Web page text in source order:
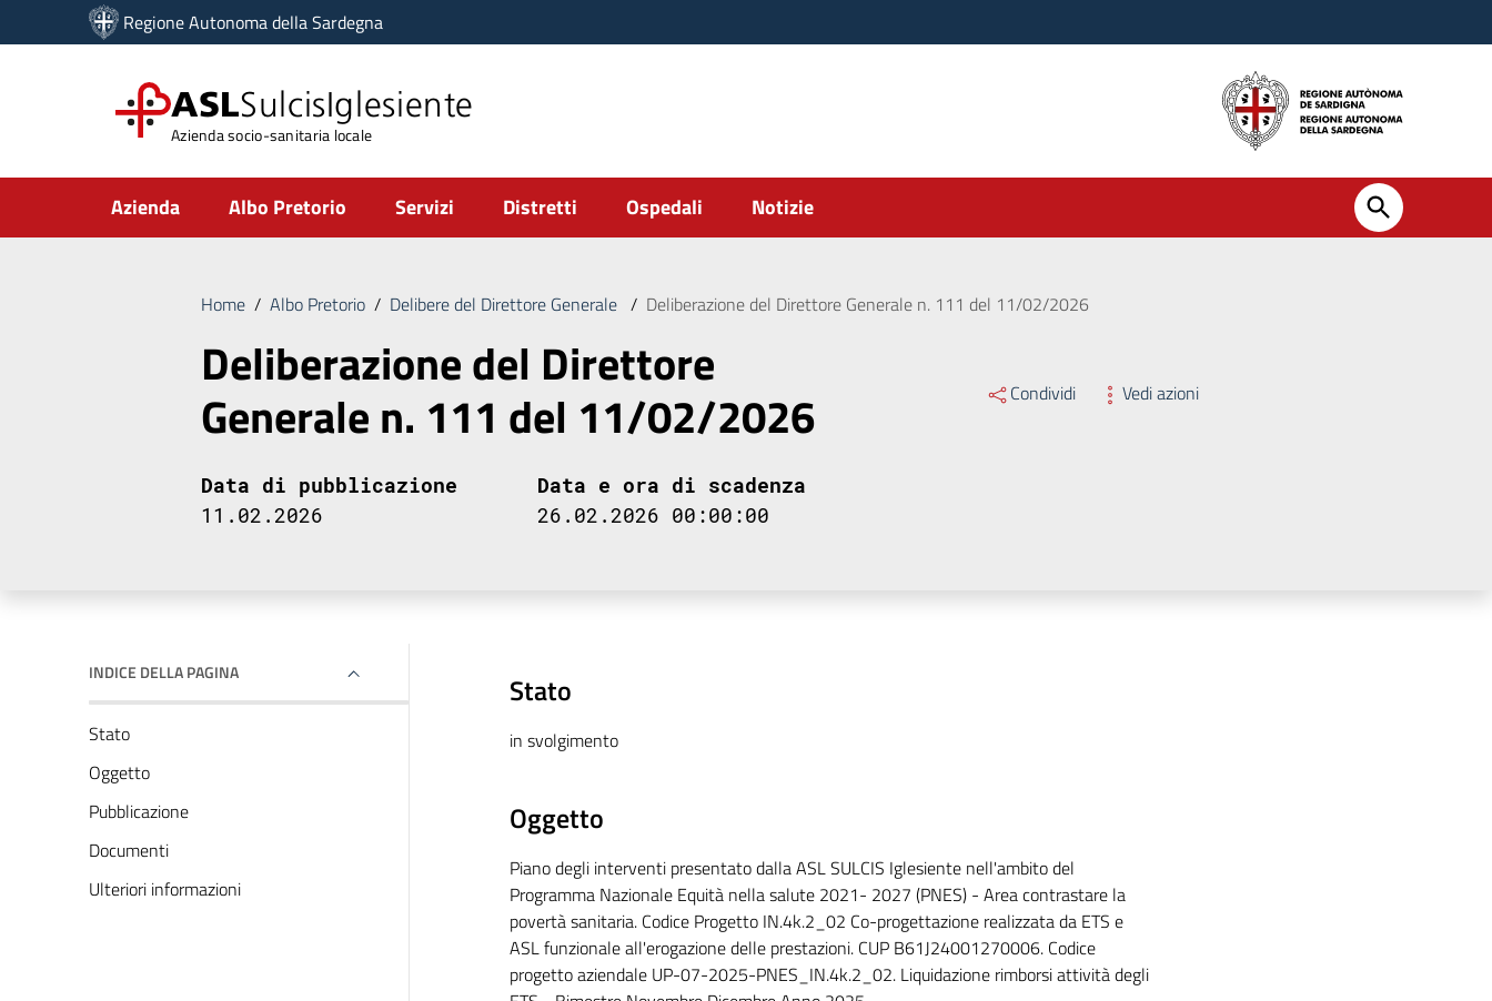
Vai ai contenuti
Vai al menu di navigazione
Regione Autonoma della Sardegna
ASLSulcisIglesiente
Azienda socio-sanitaria locale
Submenu
Azienda Albo Pretorio Servizi Distretti Ospedali Notizie
Home / Albo Pretorio / Delibere del Direttore Generale / Deliberazione del Direttore Generale n. 111 del 11/02/2026
Deliberazione del Direttore
Generale n. 111 del 11/02/2026 Condividi Vedi azioni
Data di pubblicazione
11.02.2026
Data e ora di scadenza
26.02.2026 00:00:00
INDICE DELLA PAGINA
Stato
Oggetto
Pubblicazione
Documenti
Ulteriori informazioni
Stato
in svolgimento
Oggetto
Piano degli interventi presentato dalla ASL SULCIS Iglesiente nell'ambito del
Programma Nazionale Equità nella salute 2021- 2027 (PNES) - Area contrastare la
povertà sanitaria. Codice Progetto IN.4k.2_02 Co-progettazione realizzata da ETS e
ASL funzionale all'erogazione delle prestazioni. CUP B61J24001270006. Codice
progetto aziendale UP-07-2025-PNES_IN.4k.2_02. Liquidazione rimborsi attività degli